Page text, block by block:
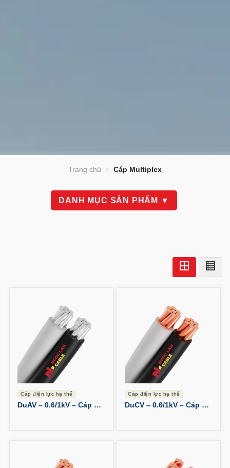
Trang chủ > Cáp Multiplex
cáp điện lực hạ thế
DuAV – 0.6/1kV – Cáp Duplex Nhôm
cáp điện lực hạ thế
DuCV – 0.6/1kV – Cáp Duplex Đồng